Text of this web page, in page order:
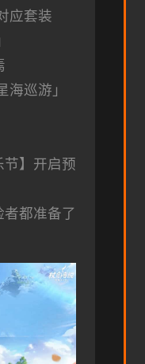
应套装
海巡游」
】开启预
都准备了